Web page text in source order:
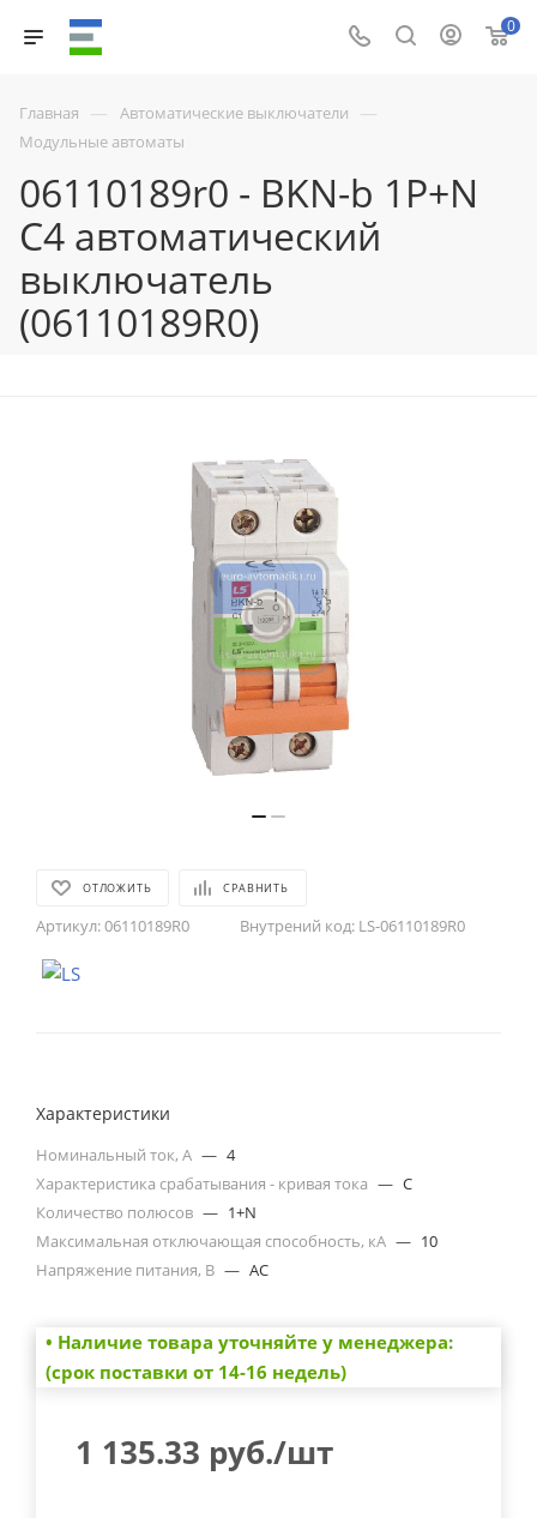
0
Главная — Автоматические выключатели —
Модульные автоматы
06110189r0 - BKN-b 1P+N
C4 автоматический
выключатель
(06110189R0)
ОТЛОЖИТЬ СРАВНИТЬ
Артикул:06110189R0 Внутрений код: LS-06110189R0
Характеристики
Номинальный ток, А — 4
Характеристика срабатывания - кривая тока — C
Количество полюсов — 1+N
Максимальная отключающая способность, кА — 10
Напряжение питания, В — AC
• Наличие товара уточняйте у менеджера:
(срок поставки от 14-16 недель)
1 135.33 руб./шт